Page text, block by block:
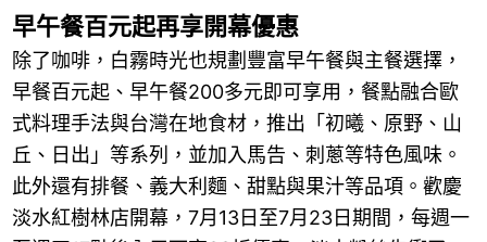
早午餐百元起再享開幕優惠
除了咖啡，白霧時光也規劃豐富早午餐與主餐選擇，
早餐百元起、早午餐200多元即可享用，餐點融合歐
式料理手法與台灣在地食材，推出「初曦、原野、山
丘、日出」等系列，並加入馬告、刺蔥等特色風味。
此外還有排餐、義大利麵、甜點與果汁等品項。歡慶
淡水紅樹林店開幕，7月13日至7月23日期間，每週一